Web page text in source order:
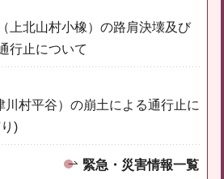
上北山村小橡）の路肩決壊及び
行止について
川村平谷）の崩土による通行止に
)
緊急・災害情報一覧